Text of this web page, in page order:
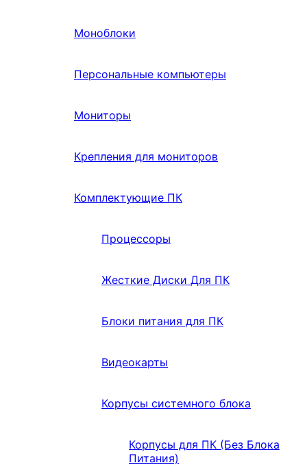
Моноблоки
Персональные компьютеры
Мониторы
Крепления для мониторов
Комплектующие ПК
Процессоры
Жесткие Диски Для ПК
Блоки питания для ПК
Видеокарты
Корпусы системного блока
Корпусы для ПК (Без Блока
Питания)